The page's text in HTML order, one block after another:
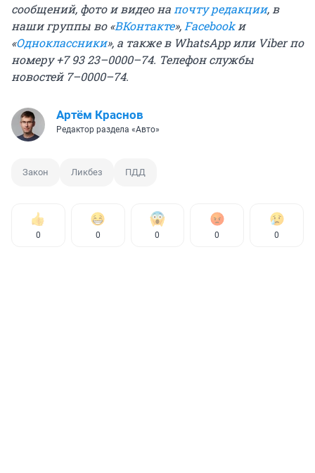
сообщений, фото и видео на почту редакции, в
наши группы во «ВКонтакте», Facebook и
«Одноклассники», а также в WhatsApp или Viber по
номеру +7 93 23–0000–74. Телефон службы
новостей 7–0000–74.
Артём Краснов
Редактор раздела «Авто»
Закон Ликбез ПДД
0 0 0 0 0